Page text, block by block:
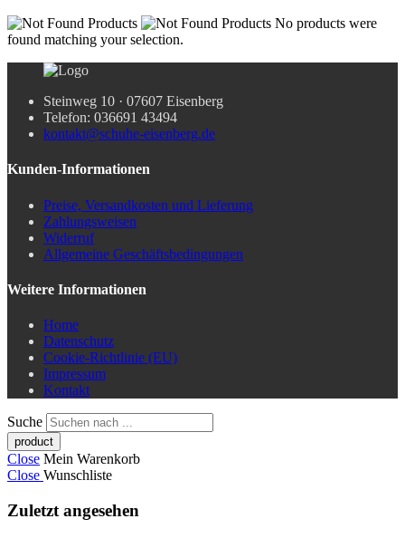
No products were
found matching your selection.
Steinweg 10 · 07607 Eisenberg
Telefon: 036691 43494
kontakt@schuhe-eisenberg.de
Kunden-Informationen
Preise, Versandkosten und Lieferung
Zahlungsweisen
Widerruf
Allgemeine Geschäftsbedingungen
Weitere Informationen
Home
Datenschutz
Cookie-Richtlinie (EU)
Impressum
Kontakt
Suche
Close Mein Warenkorb
Close Wunschliste
Zuletzt angesehen